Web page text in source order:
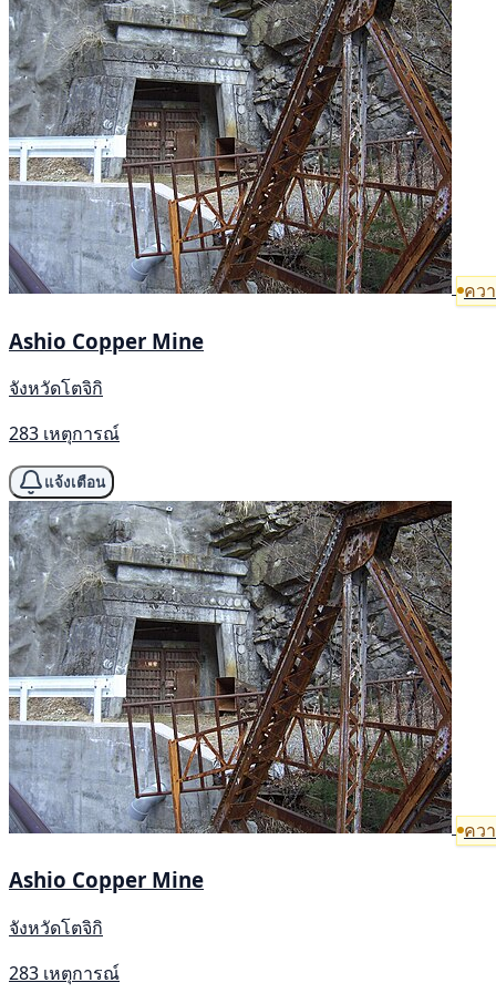
คว
Ashio Copper Mine
จังหวัดโตจิกิ
283 เหตุการณ์
แจ้งเตือน
คว
Ashio Copper Mine
จังหวัดโตจิกิ
283 เหตุการณ์